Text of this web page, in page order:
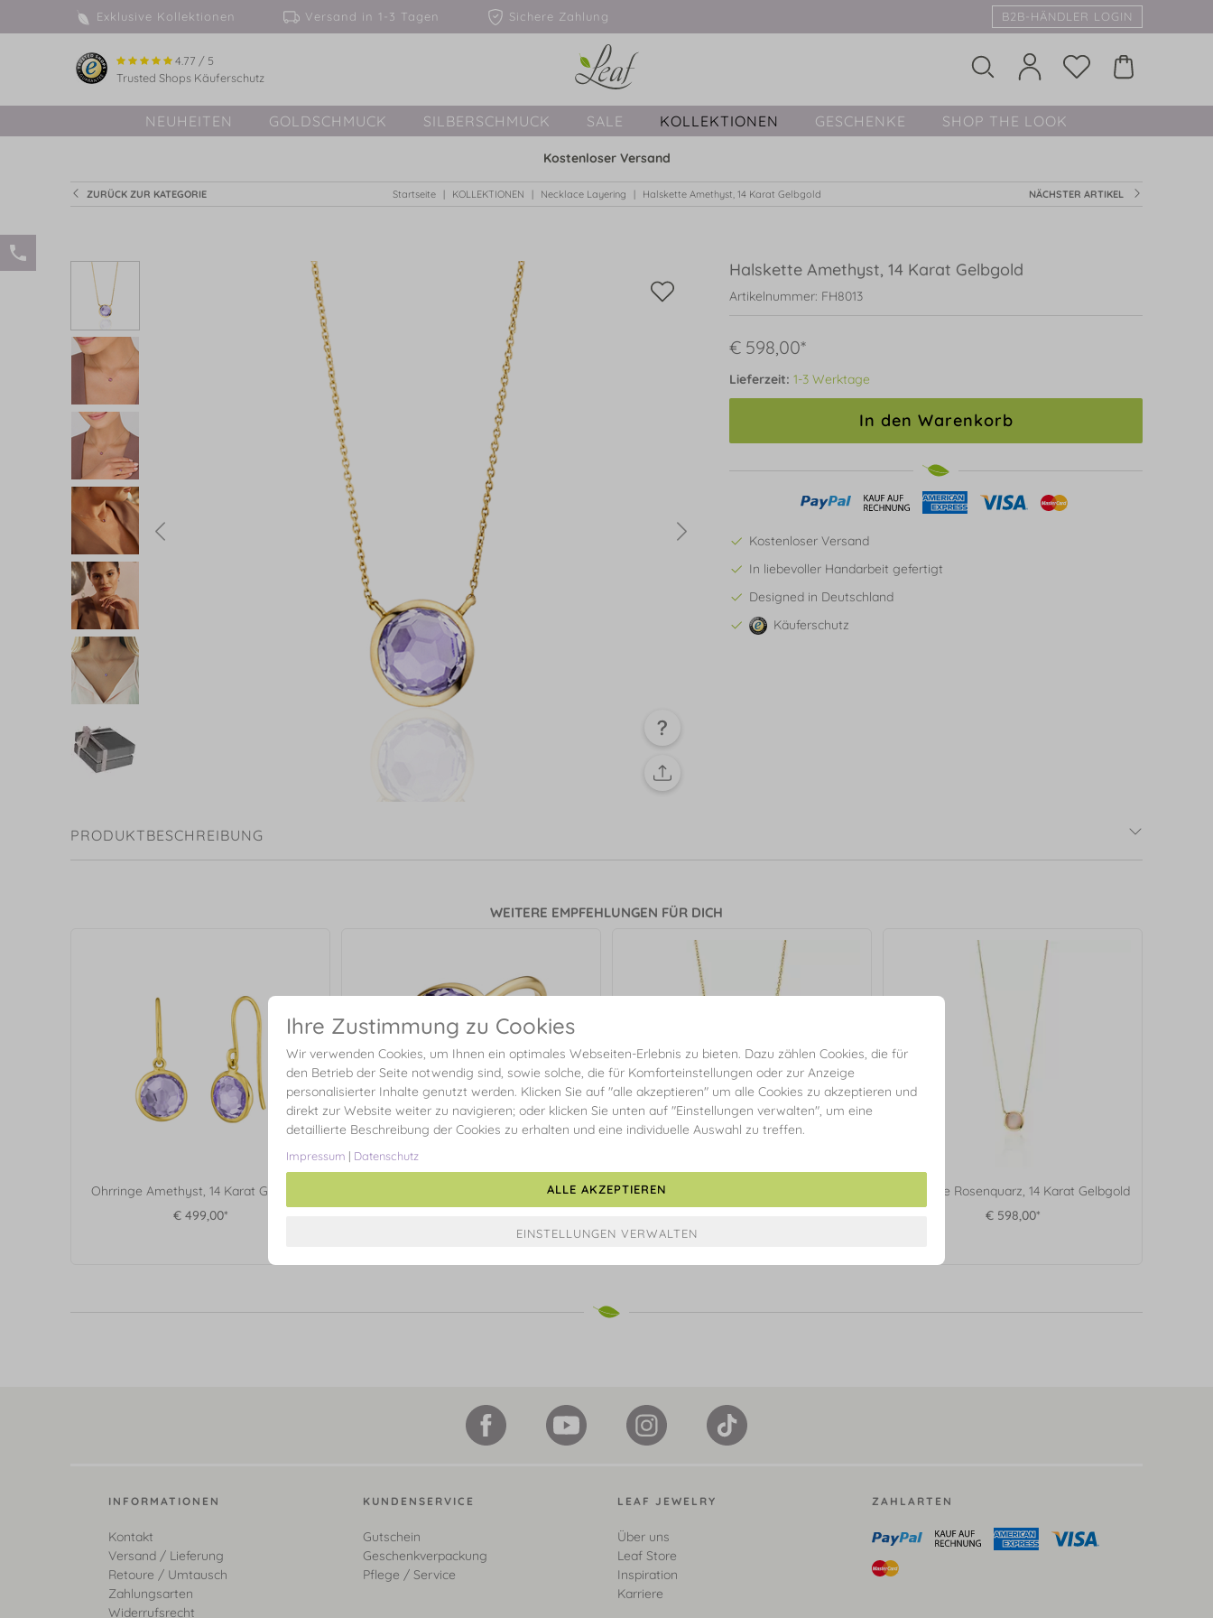
Exklusive Kollektionen Versand in 1-3 Tagen Sichere Zahlung B2B-HÄNDLER LOGIN
4.77 / 5
Trusted Shops Käuferschutz
NEUHEITEN GOLDSCHMUCK SILBERSCHMUCK SALE KOLLEKTIONEN GESCHENKE SHOP THE LOOK
Kostenloser Versand
ZURÜCK ZUR KATEGORIE Startseite KOLLEKTIONEN Necklace Layering Halskette Amethyst, 14 Karat Gelbgold NÄCHSTER ARTIKEL
Halskette Amethyst, 14 Karat Gelbgold
Artikelnummer: FH8013
€ 598,00*
Lieferzeit: 1-3 Werktage
In den Warenkorb
Kostenloser Versand
In liebevoller Handarbeit gefertigt
Designed in Deutschland
Käuferschutz
PRODUKTBESCHREIBUNG
WEITERE EMPFEHLUNGEN FÜR DICH
Ohrringe Amethyst, 14 Karat Gelbgold
€ 499,00*
Ring Amethyst, 14 Karat Gelbgold
Halskette Grüner Amethyst, 14 Karat
Gelbgold
Halskette Rosenquarz, 14 Karat Gelbgold
€ 598,00*
INFORMATIONEN
Kontakt
Versand / Lieferung
Retoure / Umtausch
Zahlungsarten
Widerrufsrecht
KUNDENSERVICE
Gutschein
Geschenkverpackung
Pflege / Service
LEAF JEWELRY
Über uns
Leaf Store
Inspiration
Karriere
ZAHLARTEN
Ihre Zustimmung zu Cookies
Wir verwenden Cookies, um Ihnen ein optimales Webseiten-Erlebnis zu bieten. Dazu zählen Cookies, die für
den Betrieb der Seite notwendig sind, sowie solche, die für Komforteinstellungen oder zur Anzeige
personalisierter Inhalte genutzt werden. Klicken Sie auf "alle akzeptieren" um alle Cookies zu akzeptieren und
direkt zur Website weiter zu navigieren; oder klicken Sie unten auf "Einstellungen verwalten", um eine
detaillierte Beschreibung der Cookies zu erhalten und eine individuelle Auswahl zu treffen.
Impressum | Datenschutz
ALLE AKZEPTIEREN